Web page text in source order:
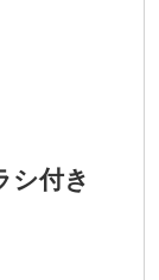
シ付き